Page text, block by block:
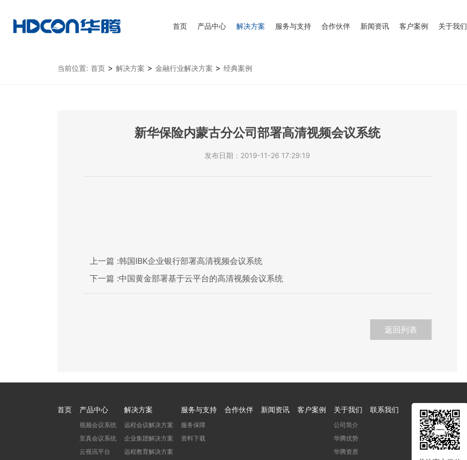
首页 产品中心 解决方案 服务与支持 合作伙伴 新闻资讯 客户案例 关于我们
当前位置: 首页 > 解决方案 > 金融行业解决方案 > 经典案例
新华保险内蒙古分公司部署高清视频会议系统
发布日期：2019-11-26 17:29:19
上一篇 :韩国IBK企业银行部署高清视频会议系统
下一篇 :中国黄金部署基于云平台的高清视频会议系统
返回列表
首页 产品中心
视频会议系统
至真会议系统
云视讯平台
解决方案
远程会议解决方案
企业集团解决方案
远程教育解决方案
服务与支持
服务保障
资料下载
合作伙伴 新闻资讯 客户案例 关于我们
公司简介
华腾优势
华腾资质
联系我们